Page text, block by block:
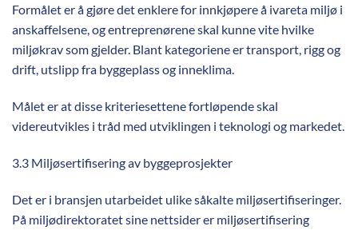
Formålet er å gjøre det enklere for innkjøpere å ivareta miljø i
anskaffelsene, og entreprenørene skal kunne vite hvilke
miljøkrav som gjelder. Blant kategoriene er transport, rigg og
drift, utslipp fra byggeplass og inneklima.
Målet er at disse kriteriesettene fortløpende skal
videreutvikles i tråd med utviklingen i teknologi og markedet.
3.3 Miljøsertifisering av byggeprosjekter
Det er i bransjen utarbeidet ulike såkalte miljøsertifiseringer.
På miljødirektoratet sine nettsider er miljøsertifisering